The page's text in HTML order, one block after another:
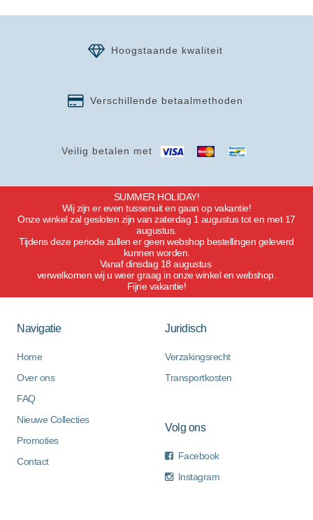
Veilig betalen met
Verschillende betaalmethoden
Hoogstaande kwaliteit
SUMMER HOLIDAY!
Wij zijn er even tussenuit en gaan op vakantie!
Onze winkel zal gesloten zijn van zaterdag 1 augustus tot en met 17
augustus.
Tijdens deze periode zullen er geen webshop bestellingen geleverd
kunnen worden.
Vanaf dinsdag 18 augustus
verwelkomen wij u weer graag in onze winkel en webshop.
Fijne vakantie!
Navigatie
Home
Over ons
FAQ
Nieuwe Collecties
Promoties
Contact
Juridisch
Verzakingsrecht
Transportkosten
Volg ons
Facebook
Instagram